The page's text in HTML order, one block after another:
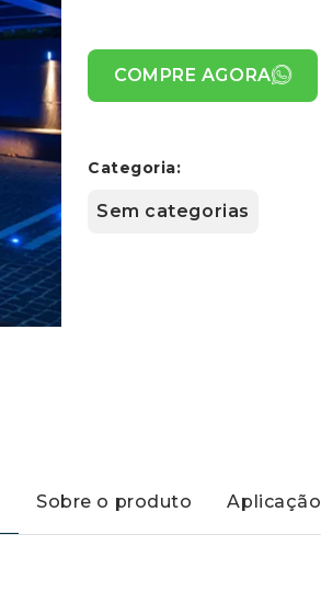
COMPRE AGORA
Categoria:
Sem categorias
Sobre o produto Aplicação